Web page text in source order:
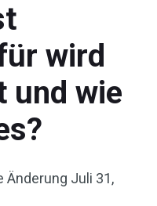
wird
und wie
Änderung Juli 31,